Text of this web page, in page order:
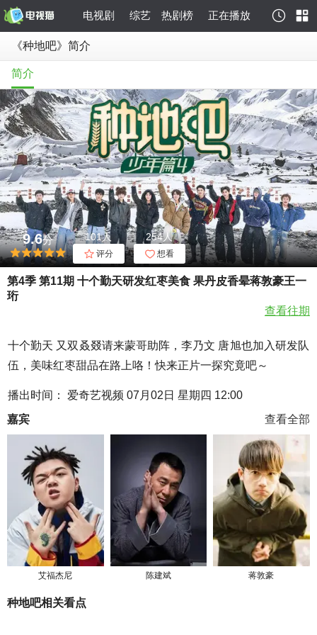
电视剧 综艺 热剧榜 正在播放
《种地吧》简介
简介
9.6分 101人
评分
254人
想看
第4季 第11期 十个勤天研发红枣美食 果丹皮香晕蒋敦豪王一
珩 ​​​
查看往期
十个勤天 又双叒叕请来蒙哥助阵，李乃文 唐旭也加入研发队
伍，美味红枣甜品在路上咯！快来正片一探究竟吧～
播出时间： 爱奇艺视频 07月02日 星期四 12:00
嘉宾
查看全部
艾福杰尼 陈建斌 蒋敦豪
种地吧相关看点